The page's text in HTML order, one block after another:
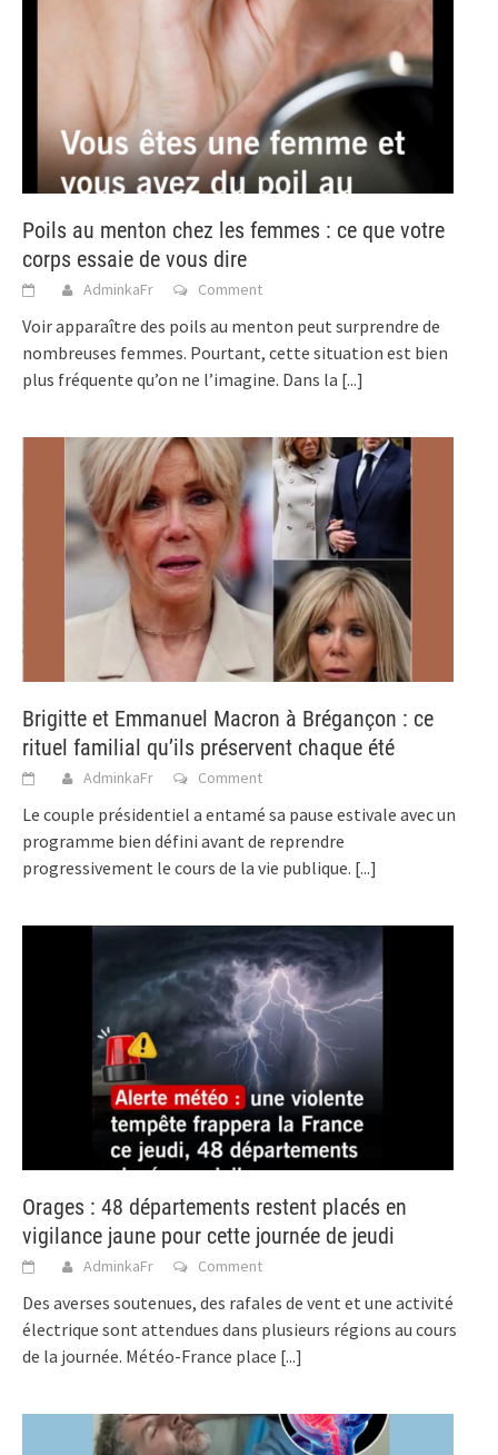
Poils au menton chez les femmes : ce que votre
corps essaie de vous dire
AdminkaFr Comment
Voir apparaître des poils au menton peut surprendre de
nombreuses femmes. Pourtant, cette situation est bien
plus fréquente qu’on ne l’imagine. Dans la [...]
Brigitte et Emmanuel Macron à Brégançon : ce
rituel familial qu’ils préservent chaque été
AdminkaFr Comment
Le couple présidentiel a entamé sa pause estivale avec un
programme bien défini avant de reprendre
progressivement le cours de la vie publique. [...]
Orages : 48 départements restent placés en
vigilance jaune pour cette journée de jeudi
AdminkaFr Comment
Des averses soutenues, des rafales de vent et une activité
électrique sont attendues dans plusieurs régions au cours
de la journée. Météo-France place [...]